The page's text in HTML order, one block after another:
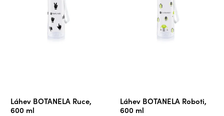
Láhev BOTANELA Ruce,
600 ml
Láhev BOTANELA Roboti,
600 ml